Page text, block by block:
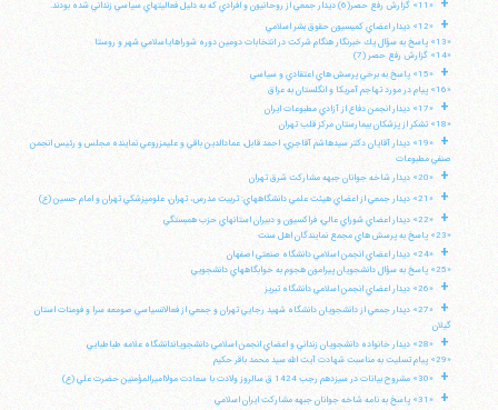
«11» گزارش رفع حصر(6) ديدار جمعي از روحانيون و افرادي كه به دليل فعاليتهاي سياسي زنداني شده بودند.
+
«12» ديدار اعضاي كميسيون حقوق بشر اسلامي
«13» پاسخ به سؤال يك خبرنگار هنگام شركت در انتخابات دومين دوره شوراهاياسلامي شهر و روستا
«14» گزارش رفع حصر (7)
+
«15» پاسخ به برخي پرسش هاي اعتقادي و سياسي
«16» پيام در مورد تهاجم آمريكا و انگلستان به عراق
+
«17» ديدار انجمن دفاع از آزادي مطبوعات ايران
«18» تشكر از پزشكان بيمارستان مركز قلب تهران
+
«19» ديدار آقايان دكتر سيدهاشم آقاجري، احمد قابل، عمادالدين باقي و عليمزروعي نماينده مجلس و رئيس انجمن
صنفي مطبوعات
+ «20» ديدار شاخه جوانان جبهه مشاركت شرق تهران
+ «21» ديدار جمعي از اعضاي هيئت علمي دانشگاههاي: تربيت مدرس، تهران، علومپزشكي تهران و امام حسين (ع)
+
«22» ديدار اعضاي شوراي عالي، فراكسيون و دبيران استانهاي حزب همبستگي
«23» پاسخ به پرسش هاي مجمع نمايندگان اهل سنت
+
«24» ديدار اعضاي انجمن اسلامي دانشگاه صنعتي اصفهان
«25» پاسخ به سؤال دانشجويان پيرامون هجوم به خوابگاههاي دانشجويي
+ «26» ديدار اعضاي انجمن اسلامي دانشگاه تبريز
+
«27» ديدار جمعي از دانشجويان دانشگاه شهيد رجايي تهران و جمعي از فعالانسياسي صومعه سرا و فومنات استان
گيلان
+
«28» ديدار خانواده دانشجويان زنداني و اعضاي انجمن اسلامي دانشجوياندانشگاه علامه طباطبايي
«29» پيام تسليت به مناسبت شهادت آيت الله سيد محمد باقر حكيم
+ «30» مشروح بيانات در سيزدهم رجب 1424 ق سالروز ولادت با سعادت مولااميرالمؤمنين حضرت علي (ع)
+ «31» پاسخ به نامه شاخه جوانان جبهه مشاركت ايران اسلامي